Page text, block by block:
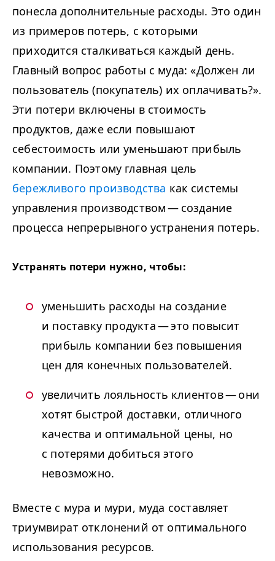
понесла дополнительные расходы. Это один
из примеров потерь, с которыми
приходится сталкиваться каждый день.
Главный вопрос работы с муда: «Должен ли
пользователь (покупатель) их оплачивать?».
Эти потери включены в стоимость
продуктов, даже если повышают
себестоимость или уменьшают прибыль
компании. Поэтому главная цель
бережливого производства как системы
управления производством — создание
процесса непрерывного устранения потерь.
Устранять потери нужно, чтобы:
уменьшить расходы на создание
и поставку продукта — это повысит
прибыль компании без повышения
цен для конечных пользователей.
увеличить лояльность клиентов — они
хотят быстрой доставки, отличного
качества и оптимальной цены, но
с потерями добиться этого
невозможно.
Вместе с мура и мури, муда составляет
триумвират отклонений от оптимального
использования ресурсов.